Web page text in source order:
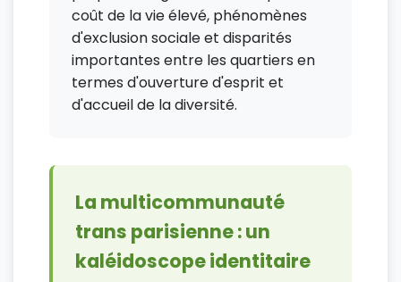
coût de la vie élevé, phénomènes
d'exclusion sociale et disparités
importantes entre les quartiers en
termes d'ouverture d'esprit et
d'accueil de la diversité.
La multicommunauté
trans parisienne : un
kaléidoscope identitaire